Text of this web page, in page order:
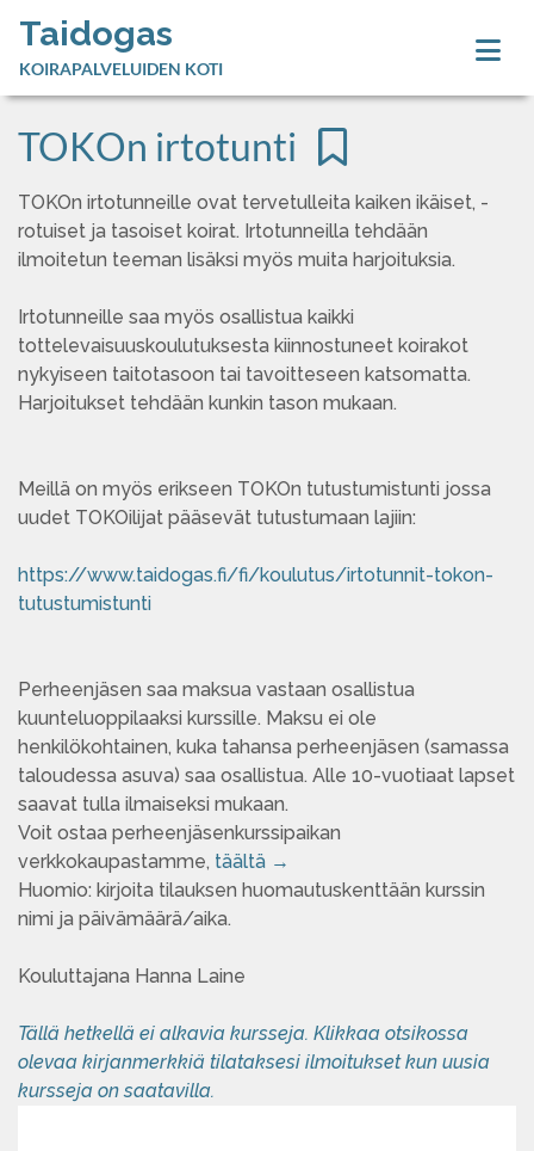
Taidogas
KOIRAPALVELUIDEN KOTI
TOKOn irtotunti
TOKOn irtotunneille ovat tervetulleita kaiken ikäiset, -
rotuiset ja tasoiset koirat. Irtotunneilla tehdään
ilmoitetun teeman lisäksi myös muita harjoituksia.
Irtotunneille saa myös osallistua kaikki
tottelevaisuuskoulutuksesta kiinnostuneet koirakot
nykyiseen taitotasoon tai tavoitteseen katsomatta.
Harjoitukset tehdään kunkin tason mukaan.
Meillä on myös erikseen TOKOn tutustumistunti jossa
uudet TOKOilijat pääsevät tutustumaan lajiin:
https://www.taidogas.fi/fi/koulutus/irtotunnit-tokon-
tutustumistunti
Perheenjäsen saa maksua vastaan osallistua
kuunteluoppilaaksi kurssille. Maksu ei ole
henkilökohtainen, kuka tahansa perheenjäsen (samassa
taloudessa asuva) saa osallistua. Alle 10-vuotiaat lapset
saavat tulla ilmaiseksi mukaan.
Voit ostaa perheenjäsenkurssipaikan
verkkokaupastamme, täältä →
Huomio: kirjoita tilauksen huomautuskenttään kurssin
nimi ja päivämäärä/aika.
Kouluttajana Hanna Laine
Tällä hetkellä ei alkavia kursseja. Klikkaa otsikossa
olevaa kirjanmerkkiä tilataksesi ilmoitukset kun uusia
kursseja on saatavilla.